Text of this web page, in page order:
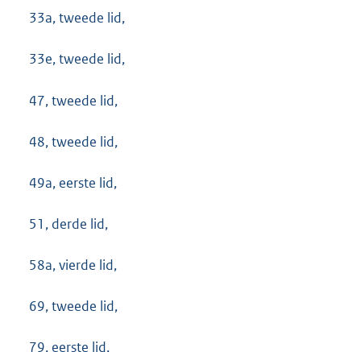
33a, tweede lid,
33e, tweede lid,
47, tweede lid,
48, tweede lid,
49a, eerste lid,
51, derde lid,
58a, vierde lid,
69, tweede lid,
79, eerste lid,